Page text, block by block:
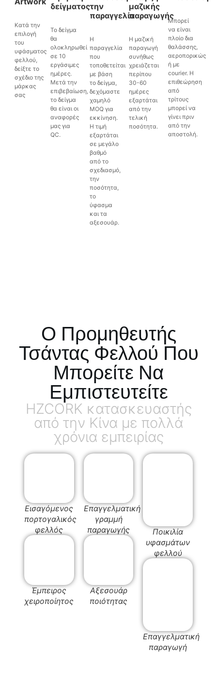
Κατά την
επιλογή
του
υφάσματος
φελλού,
δείξτε το
σχέδιο της
μάρκας
σας
δείγματος
Το δείγμα
θα
ολοκληρωθεί
σε 10
εργάσιμες
ημέρες.
Μετά την
επιβεβαίωση,
το δείγμα
θα είναι οι
αναφορές
μας για
QC.
την
παραγγελία
Η
παραγγελία
που
τοποθετείται
με βάση
το δείγμα,
δεχόμαστε
χαμηλό
MOQ για
εκκίνηση.
Η τιμή
εξαρτάται
σε μεγάλο
βαθμό
από το
σχεδιασμό,
την
ποσότητα,
το
ύφασμα
και τα
αξεσουάρ.
μαζικής
παραγωγής
Η μαζική
παραγωγή
συνήθως
χρειάζεται
περίπου
30-60
ημέρες
εξαρτάται
από την
τελική
ποσότητα.
Μπορεί
να είναι
πλοίο δια
θαλάσσης,
αεροπορικώς
ή με
courier. Η
επιθεώρηση
από
τρίτους
μπορεί να
γίνει πριν
από την
αποστολή.
Ο Προμηθευτής
Τσάντας Φελλού Που
Μπορείτε Να
Εμπιστευτείτε
HZCORK κατασκευαστής
από την Κίνα με πολλά
χρόνια εμπειρίας
Εισαγόμενος
πορτογαλικός
φελλός
Έμπειρος
χειροποίητος
Επαγγελματική
γραμμή
παραγωγής
Αξεσουάρ
ποιότητας
Ποικιλία
υφασμάτων
φελλού
Επαγγελματική
παραγωγή